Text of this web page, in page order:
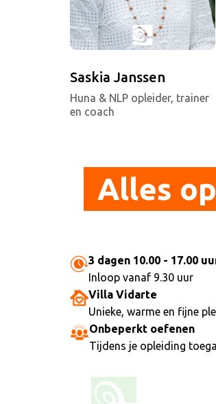
Saskia Janssen
Huna & NLP opleider, trainer
en coach
Alles
3 dagen 10.00 - 17.00
Inloop vanaf 9.30 uur
Villa Vidarte
Unieke, warme en fijne
Onbeperkt oefenen
Tijdens je opleiding